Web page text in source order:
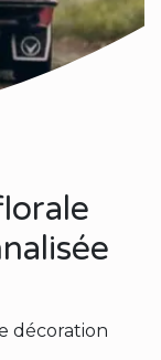
décoration